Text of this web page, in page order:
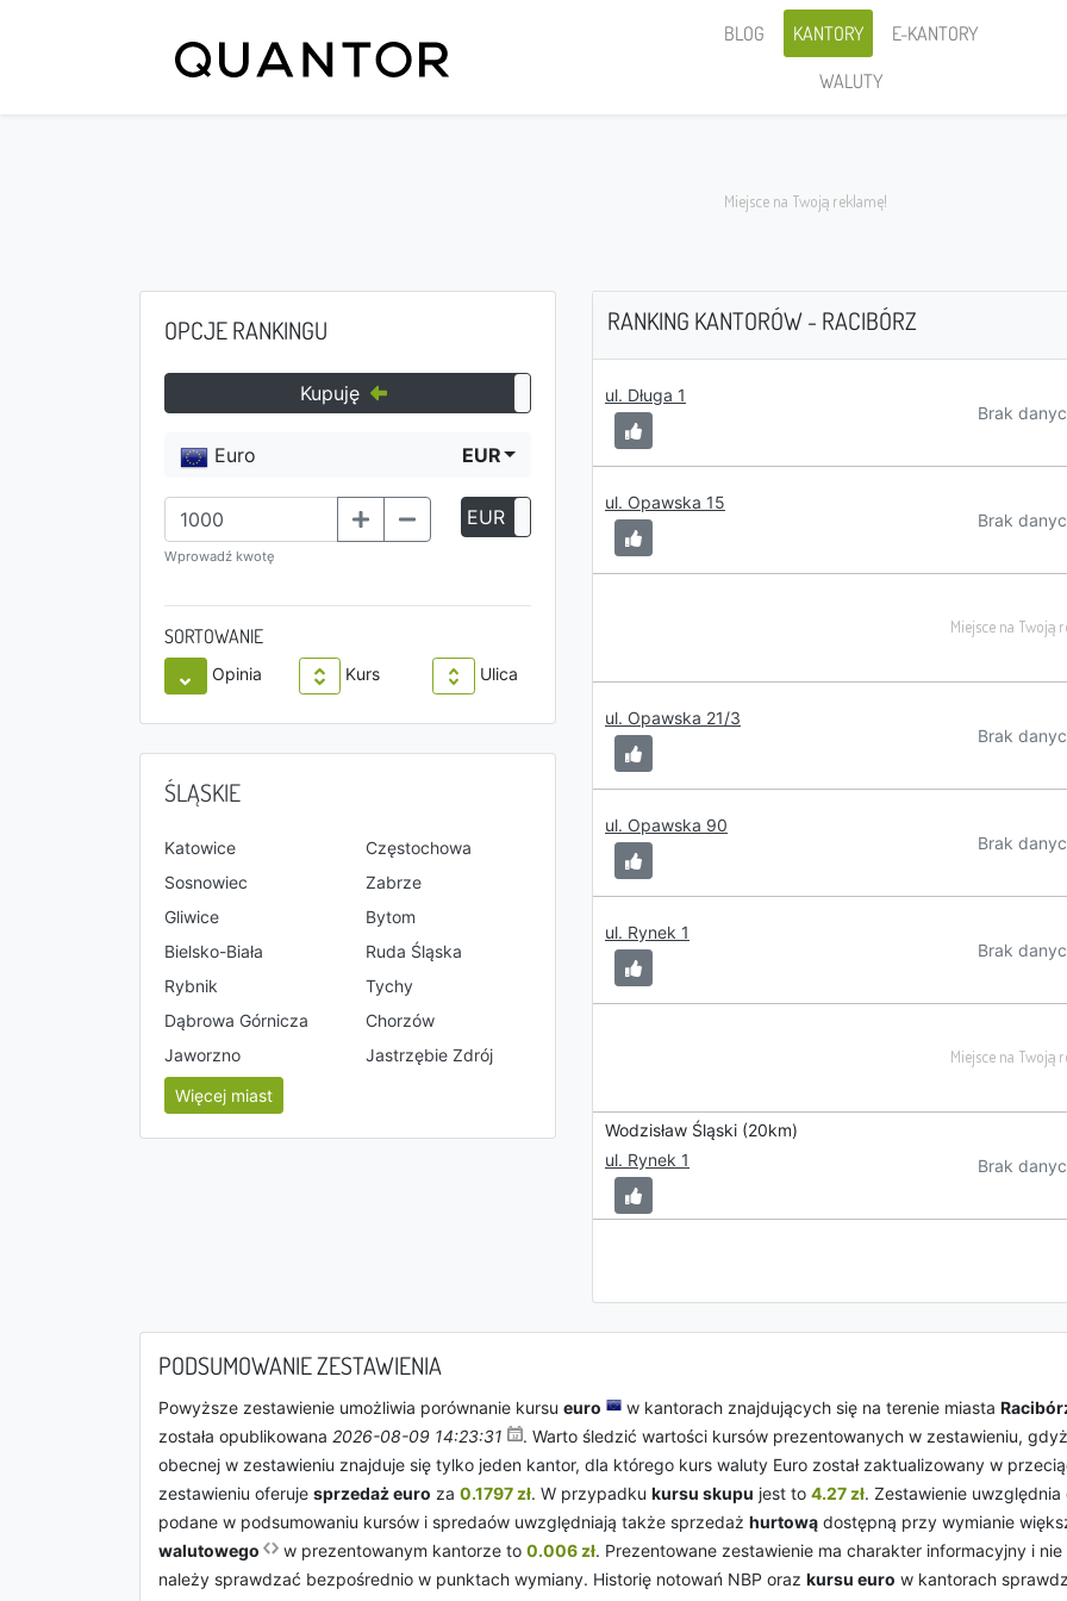
BLOG KANTORY
E-KANTORY
WALUTY
OPCJE RANKINGU
Kupuję Sprzedaję
Euro EUR
Wprowadź kwotę
EUR
SORTOWANIE
Opinia Kurs Ulica
ŚLĄSKIE
Katowice
Częstochowa
Sosnowiec
Zabrze
Gliwice
Bytom
Bielsko-Biała
Ruda Śląska
Rybnik
Tychy
Dąbrowa Górnicza
Chorzów
Jaworzno
Jastrzębie Zdrój
Więcej miast
RANKING KANTORÓW - RACIBÓRZ
ul. Długa 1
Brak
ul. Opawska 15
Brak
ul. Opawska 21/3
Brak
ul. Opawska 90
Brak
ul. Rynek 1
Brak
Wodzisław Śląski (20km)
ul. Rynek 1
Brak
PODSUMOWANIE ZESTAWIENIA
Powyższe zestawienie umożliwia porównanie kursu euro w kantorach znajdujących się na terenie miasta
została opublikowana 2026-08-09 14:23:31
. Warto śledzić wartości kursów prezentowanych w zestawieniu,
obecnej w zestawieniu znajduje się tylko jeden kantor, dla którego kurs waluty Euro został zaktualizowany w
zestawieniu oferuje sprzedaż euro za 0.1797 zł. W przypadku kursu skupu jest to 4.27 zł. Zestawienie
podane w podsumowaniu kursów i spredaów uwzględniają także sprzedaż hurtową dostępną przy wymianie
walutowego
w prezentowanym kantorze to 0.006 zł. Prezentowane zestawienie ma charakter informacyjny i
należy sprawdzać bezpośrednio w punktach wymiany. Historię notowań NBP oraz kursu euro w kantorach